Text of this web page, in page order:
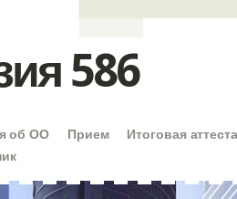
586
об ОО Прием
Итоговая